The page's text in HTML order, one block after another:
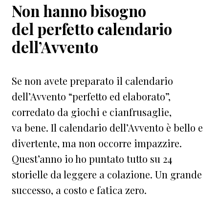
Non hanno bisogno
del perfetto calendario
dell’Avvento
Se non avete preparato il calendario
dell’Avvento “perfetto ed elaborato”,
corredato da giochi e cianfrusaglie,
va bene. Il calendario dell’Avvento è bello e
divertente, ma non occorre impazzire.
Quest’anno io ho puntato tutto su 24
storielle da leggere a colazione. Un grande
successo, a costo e fatica zero.